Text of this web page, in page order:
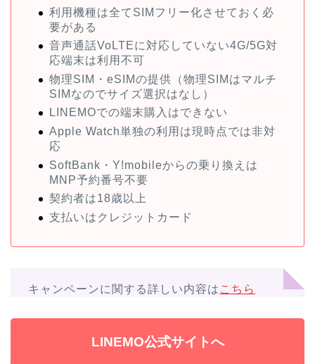
利用機種は全てSIMフリー化させておく必
要がある
音声通話VoLTEに対応していない4G/5G対
応端末は利用不可
物理SIM・eSIMの提供（物理SIMはマルチ
SIMなのでサイズ選択はなし）
LINEMOでの端末購入はできない
Apple Watch単独の利用は現時点では非対
応
SoftBank・Y!mobileからの乗り換えは
MNP予約番号不要
契約者は18歳以上
支払いはクレジットカード
キャンペーンに関する詳しい内容は こちら
LINEMO公式サイトへ